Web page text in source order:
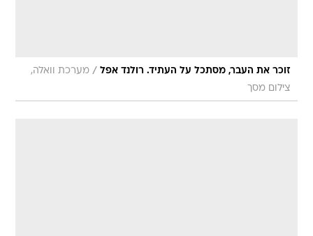
זוכר את העבר, מסתכל על העתיד. רולנד אפל / מערכת וואלה,
צילום מסך